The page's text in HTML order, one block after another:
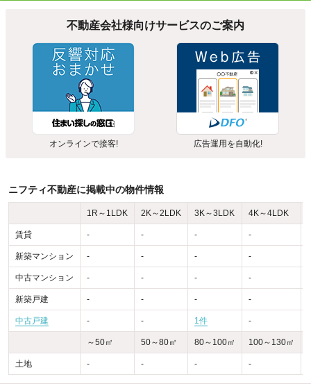
不動産会社様向けサービスのご案内
オンラインで接客! 広告運用を自動化!
ニフティ不動産に掲載中の物件情報
1R～1LDK 2K～2LDK 3K～3LDK 4K～4LDK
賃貸 - - - -
新築マンション - - - -
中古マンション - - - -
新築戸建 - - - -
中古戸建 - - 1件 -
～50㎡ 50～80㎡ 80～100㎡ 100～130㎡
土地 - - - -